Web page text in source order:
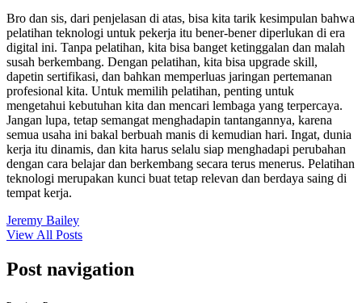
Bro dan sis, dari penjelasan di atas, bisa kita tarik kesimpulan bahwa
pelatihan teknologi untuk pekerja itu bener-bener diperlukan di era
digital ini. Tanpa pelatihan, kita bisa banget ketinggalan dan malah
susah berkembang. Dengan pelatihan, kita bisa upgrade skill,
dapetin sertifikasi, dan bahkan memperluas jaringan pertemanan
profesional kita. Untuk memilih pelatihan, penting untuk
mengetahui kebutuhan kita dan mencari lembaga yang terpercaya.
Jangan lupa, tetap semangat menghadapin tantangannya, karena
semua usaha ini bakal berbuah manis di kemudian hari. Ingat, dunia
kerja itu dinamis, dan kita harus selalu siap menghadapi perubahan
dengan cara belajar dan berkembang secara terus menerus. Pelatihan
teknologi merupakan kunci buat tetap relevan dan berdaya saing di
tempat kerja.
Jeremy Bailey
View All Posts
Post navigation